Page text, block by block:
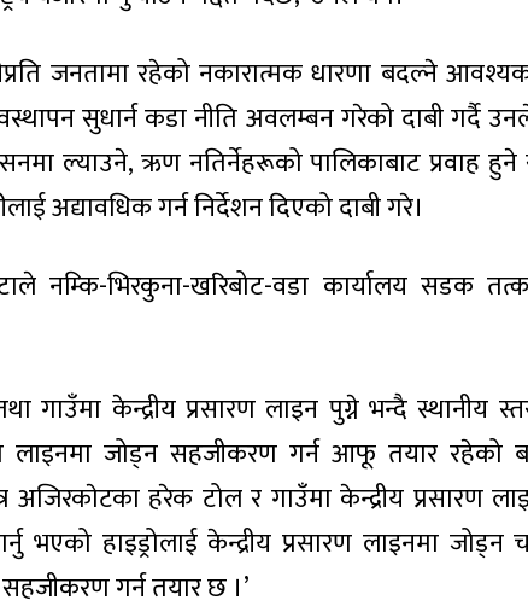
जनतामा रहेको नकारात्मक धारणा बदल्ने
सुधार्न कडा नीति अवलम्बन गरेको दाबी गर्दै
ल्याउने, ऋण नतिर्नेहरूको पालिकाबाट प्रवाह हुने
अद्यावधिक गर्न निर्देशन दिएको दाबी गरे।
नम्कि-भिरकुना-खरिबोट-वडा कार्यालय सडक
गाउँमा केन्द्रीय प्रसारण लाइन पुग्ने भन्दै स्थानीय
लाइनमा जोड्न सहजीकरण गर्न आफू तयार
अजिरकाेटका हरेक टोल र गाउँमा केन्द्रीय प्रसारण
भएको हाइड्रोलाई केन्द्रीय प्रसारण लाइनमा
गर्न तयार छ ।’